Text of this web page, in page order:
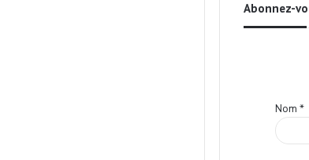
Abonnez-
Nom*